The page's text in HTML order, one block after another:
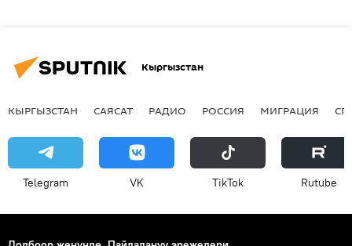
Кыргызстан
КЫРГЫЗСТАН САЯСАТ РАДИО РОССИЯ МИГРАЦИЯ
Telegram VK ТikТоk Rutube